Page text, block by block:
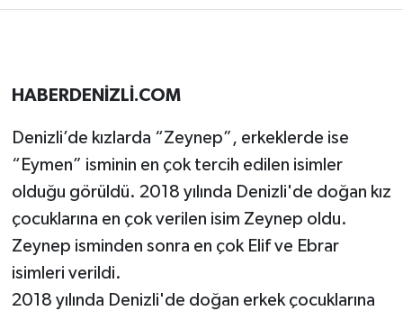
HABERDENİZLİ.COM
Denizli’de kızlarda “Zeynep”, erkeklerde ise
“Eymen” isminin en çok tercih edilen isimler
olduğu görüldü. 2018 yılında Denizli'de doğan kız
çocuklarına en çok verilen isim Zeynep oldu.
Zeynep isminden sonra en çok Elif ve Ebrar
isimleri verildi.
2018 yılında Denizli'de doğan erkek çocuklarına